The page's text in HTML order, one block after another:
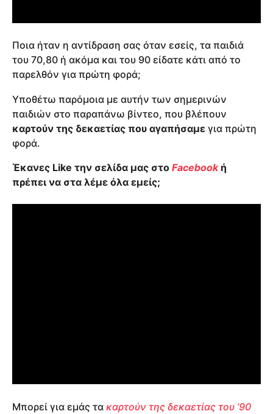
Ποια ήταν η αντίδραση σας όταν εσείς, τα παιδιά
του 70,80 ή ακόμα και του 90 είδατε κάτι από το
παρελθόν για πρώτη φορά;
Υποθέτω παρόμοια με αυτήν των σημερινών
παιδιών στο παραπάνω βίντεο, που βλέπουν
καρτούν της δεκαετίας που αγαπήσαμε για πρώτη
φορά.
Έκανες Like την σελίδα μας στο Facebookή
πρέπει να στα λέμε όλα εμείς;
Μπορεί για εμάς τα καρτούν της δεκαετίας του ’90